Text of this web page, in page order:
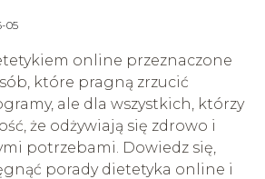
05
online przeznaczone
które pragną zrzucić
ale dla wszystkich, którzy
że odżywiają się zdrowo i
potrzebami. Dowiedz się,
porady dietetyka online i